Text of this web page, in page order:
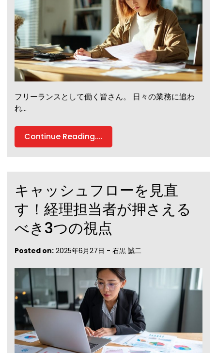
フリーランスとして働く皆さん。 日々の業務に追わ
れ…
Continue Reading....
キャッシュフローを見直
す！経理担当者が押さえる
べき3つの視点
Posted on: 2025年6月27日 - 石黒 誠二